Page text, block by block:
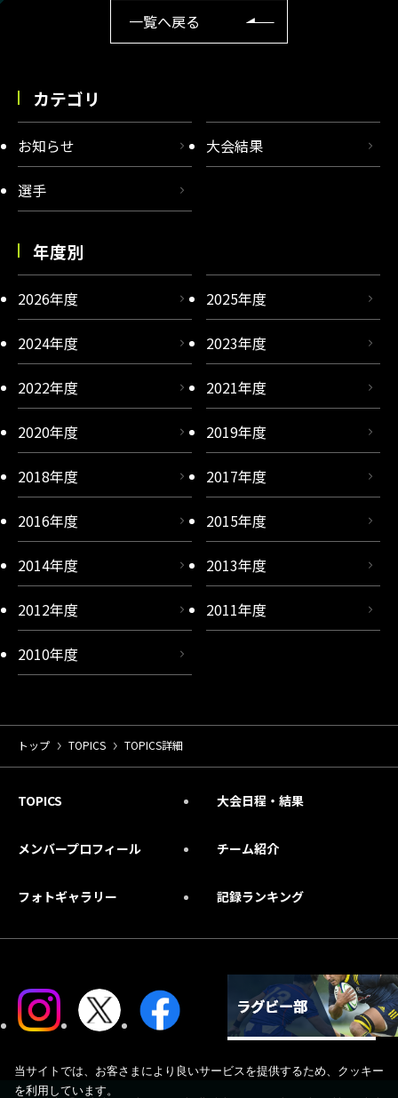
一覧へ戻る
カテゴリ
お知らせ 大会結果
選手
年度別
2026年度 2025年度
2024年度 2023年度
2022年度 2021年度
2020年度 2019年度
2018年度 2017年度
2016年度 2015年度
2014年度 2013年度
2012年度 2011年度
2010年度
トップ TOPICS TOPICS詳細
TOPICS 大会日程・結果
メンバープロフィール チーム紹介
フォトギャラリー 記録ランキング
当サイトでは、お客さまにより良いサービスを提供するため、クッキー
を利用しています。